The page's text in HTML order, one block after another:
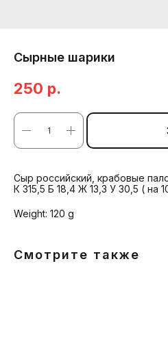
Сырные шарики
250 р.
Сыр российский, крабовые
К 315,5 Б 18,4 Ж 13,3 У 30,5 ( на
Weight: 120 g
Смотрите также